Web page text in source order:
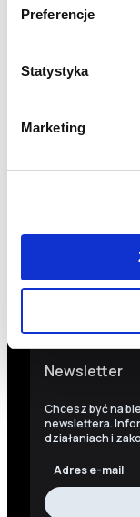
Preferencje
Statystyka
Marketing
+48 22 833
KRS
18 1140
SKOPIUJ
Newsletter
Chcesz być na
newslettera.
działaniach i
Adres e-mail